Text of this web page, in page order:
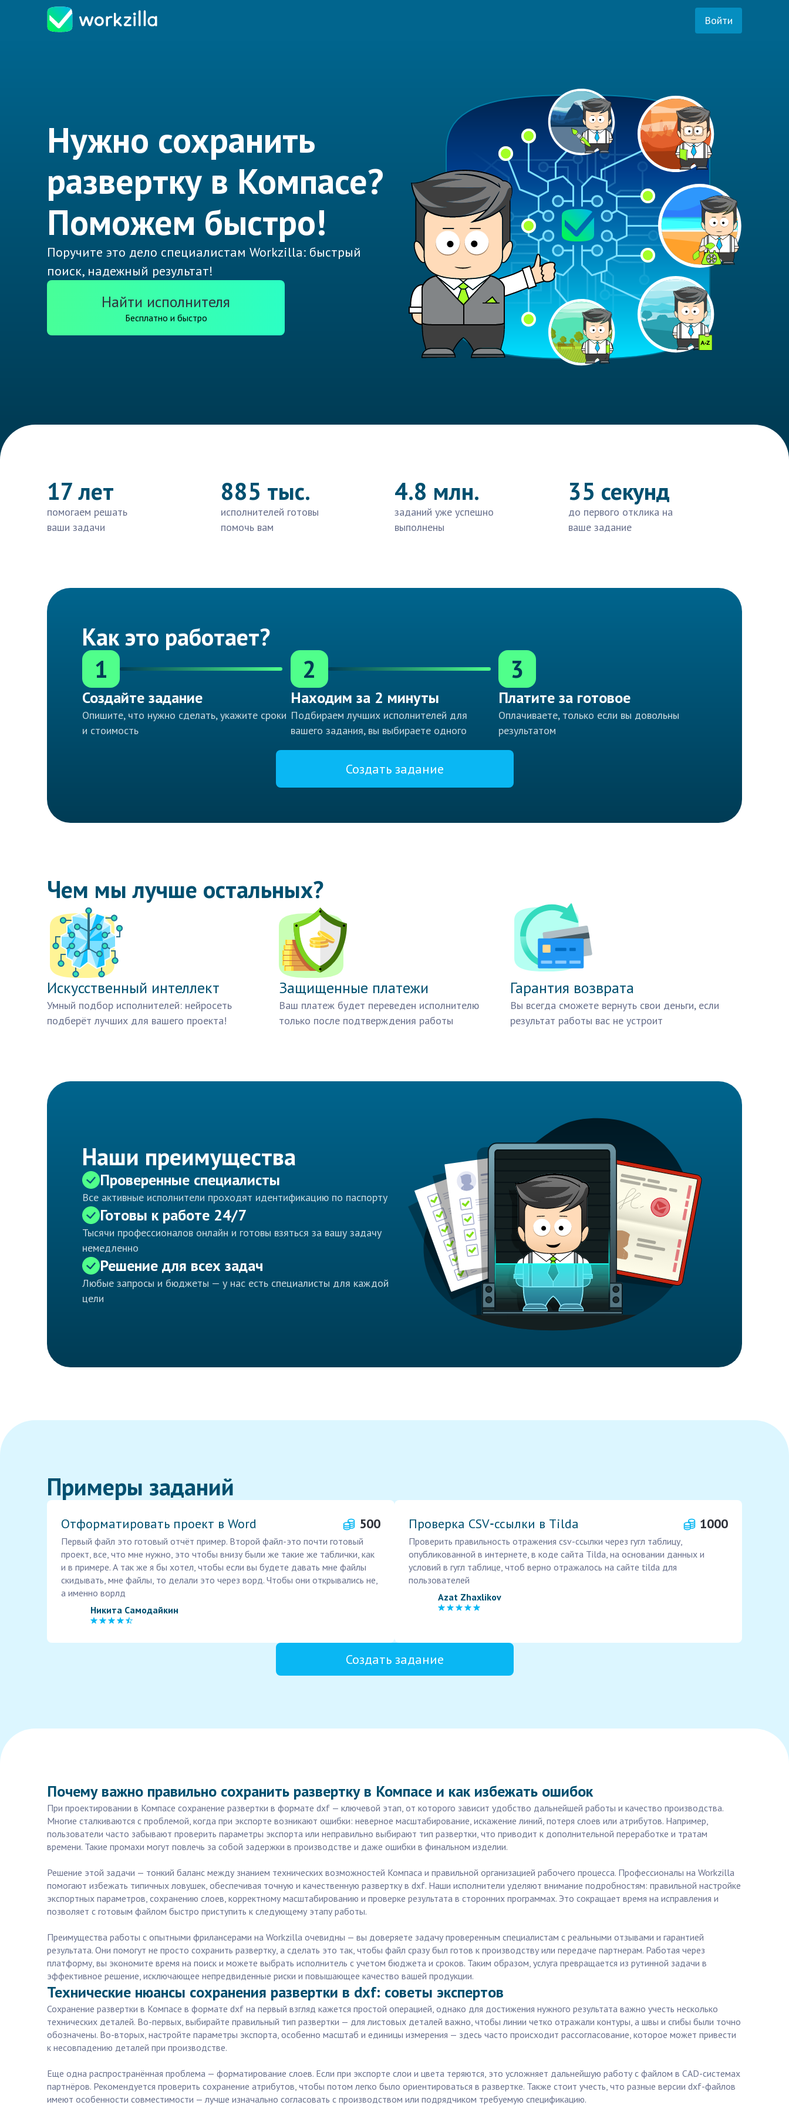
Войти
Нужно сохранить
развертку в Компасе?
Поможем быстро!
Поручите это дело специалистам Workzilla: быстрый
поиск, надежный результат!
Найти исполнителя
Бесплатно и быстро
17 лет
помогаем решать
ваши задачи
885 тыс.
исполнителей готовы
помочь вам
4.8 млн.
заданий уже успешно
выполнены
35 секунд
до первого отклика на
ваше задание
Как это работает?
1
Создайте задание
Опишите, что нужно сделать, укажите сроки
и стоимость
2
Находим за 2 минуты
Подбираем лучших исполнителей для
вашего задания, вы выбираете одного
3
Платите за готовое
Оплачиваете, только если вы довольны
результатом
Создать задание
Чем мы лучше остальных?
Искусственный интеллект
Умный подбор исполнителей: нейросеть
подберёт лучших для вашего проекта!
Защищенные платежи
Ваш платеж будет переведен исполнителю
только после подтверждения работы
Гарантия возврата
Вы всегда сможете вернуть свои деньги, если
результат работы вас не устроит
Наши преимущества
Проверенные специалисты
Все активные исполнители проходят идентификацию по паспорту
Готовы к работе 24/7
Тысячи профессионалов онлайн и готовы взяться за вашу задачу
немедленно
Решение для всех задач
Любые запросы и бюджеты — у нас есть специалисты для каждой
цели
Примеры заданий
Отформатировать проект в Word 500
Первый файл это готовый отчёт пример. Второй файл-это почти готовый
проект, все, что мне нужно, это чтобы внизу были же такие же таблички, как
и в примере. А так же я бы хотел, чтобы если вы будете давать мне файлы
скидывать, мне файлы, то делали это через ворд. Чтобы они открывались не,
а именно ворлд
Никита Самодайкин
Проверка CSV‑ссылки в Tilda 1000
Проверить правильность отражения csv-ссылки через гугл таблицу,
опубликованной в интернете, в коде сайта Tilda, на основании данных и
условий в гугл таблице, чтоб верно отражалось на сайте tilda для
пользователей
Azat Zhaxlikov
Создать задание
Почему важно правильно сохранить развертку в Компасе и как избежать ошибок
При проектировании в Компасе сохранение развертки в формате dxf — ключевой этап, от которого зависит удобство дальнейшей работы и качество производства.
Многие сталкиваются с проблемой, когда при экспорте возникают ошибки: неверное масштабирование, искажение линий, потеря слоев или атрибутов. Например,
пользователи часто забывают проверить параметры экспорта или неправильно выбирают тип развертки, что приводит к дополнительной переработке и тратам
времени. Такие промахи могут повлечь за собой задержки в производстве и даже ошибки в финальном изделии.
Решение этой задачи — тонкий баланс между знанием технических возможностей Компаса и правильной организацией рабочего процесса. Профессионалы на Workzilla
помогают избежать типичных ловушек, обеспечивая точную и качественную развертку в dxf. Наши исполнители уделяют внимание подробностям: правильной настройке
экспортных параметров, сохранению слоев, корректному масштабированию и проверке результата в сторонних программах. Это сокращает время на исправления и
позволяет с готовым файлом быстро приступить к следующему этапу работы.
Преимущества работы с опытными фрилансерами на Workzilla очевидны — вы доверяете задачу проверенным специалистам с реальными отзывами и гарантией
результата. Они помогут не просто сохранить развертку, а сделать это так, чтобы файл сразу был готов к производству или передаче партнерам. Работая через
платформу, вы экономите время на поиск и можете выбрать исполнитель с учетом бюджета и сроков. Таким образом, услуга превращается из рутинной задачи в
эффективное решение, исключающее непредвиденные риски и повышающее качество вашей продукции.
Технические нюансы сохранения развертки в dxf: советы экспертов
Сохранение развертки в Компасе в формате dxf на первый взгляд кажется простой операцией, однако для достижения нужного результата важно учесть несколько
технических деталей. Во-первых, выбирайте правильный тип развертки — для листовых деталей важно, чтобы линии четко отражали контуры, а швы и сгибы были точно
обозначены. Во-вторых, настройте параметры экспорта, особенно масштаб и единицы измерения — здесь часто происходит рассогласование, которое может привести
к несовпадению деталей при производстве.
Еще одна распространённая проблема — форматирование слоев. Если при экспорте слои и цвета теряются, это усложняет дальнейшую работу с файлом в CAD-системах
партнёров. Рекомендуется проверить сохранение атрибутов, чтобы потом легко было ориентироваться в развертке. Также стоит учесть, что разные версии dxf-файлов
имеют особенности совместимости — лучше изначально согласовать с производством или подрядчиком требуемую спецификацию.